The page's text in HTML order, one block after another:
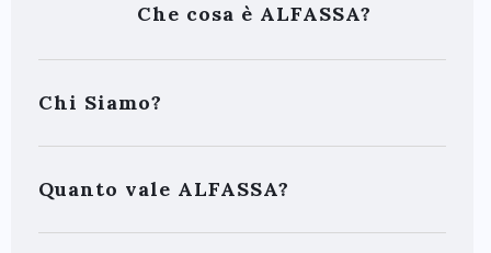
Che cosa è ALFASSA?
Chi Siamo?
Quanto vale ALFASSA?